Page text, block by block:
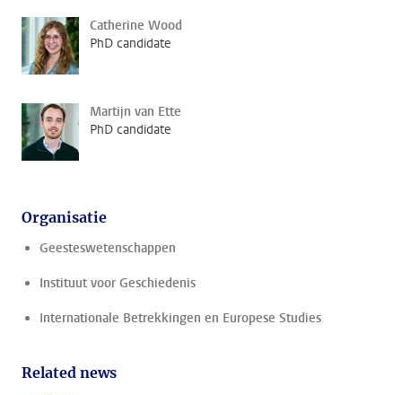
Catherine Wood
PhD candidate
Martijn van Ette
PhD candidate
Organisatie
Geesteswetenschappen
Instituut voor Geschiedenis
Internationale Betrekkingen en Europese Studies
Related news